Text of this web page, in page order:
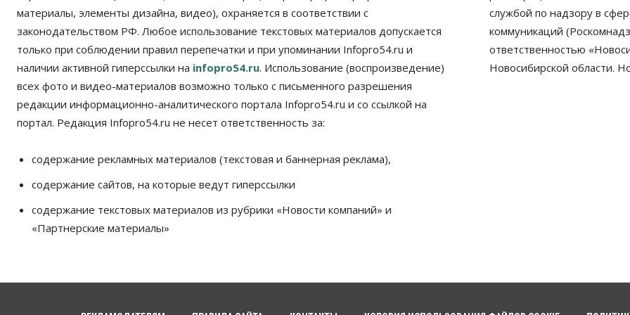
материалы, элементы дизайна, видео), охраняется в соответствии с
законодательством РФ. Любое использование текстовых материалов допускается
только при соблюдении правил перепечатки и при упоминании Infopro54.ru и
наличии активной гиперссылки на infopro54.ru. Использование (воспроизведение)
всех фото и видео-материалов возможно только с письменного разрешения
редакции информационно-аналитического портала Infopro54.ru и со ссылкой на
портал. Редакция Infopro54.ru не несет ответственность за:
содержание рекламных материалов (текстовая и баннерная реклама),
содержание сайтов, на которые ведут гиперссылки
содержание текстовых материалов из рубрики «Новости компаний» и
«Партнерские материалы»
службой по надзору в
коммуникаций
ответственностью
Новосибирской области.